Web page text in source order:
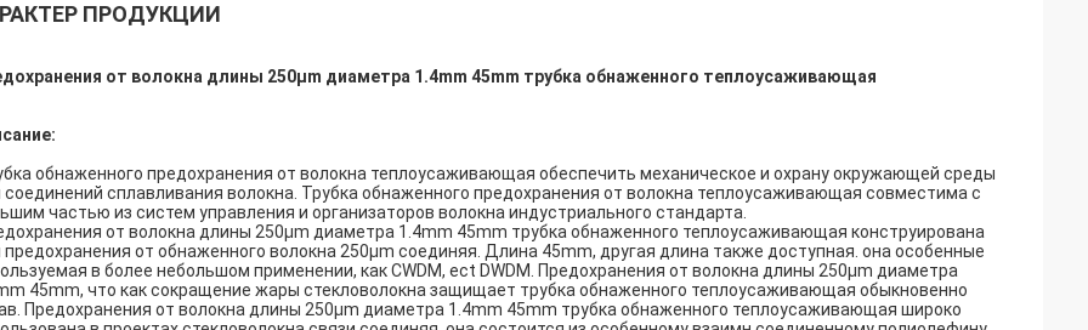
ПРОДУКЦИИ
от волокна длины 250μm диаметра 1.4mm 45mm трубка обнаженного теплоусаживающая
обнаженного предохранения от волокна теплоусаживающая обеспечить механическое и охрану окружающей среды
соединений сплавливания волокна. Трубка обнаженного предохранения от волокна теплоусаживающая совместима с
частью из систем управления и организаторов волокна индустриального стандарта.
от волокна длины 250μm диаметра 1.4mm 45mm трубка обнаженного теплоусаживающая конструирована
предохранения от обнаженного волокна 250μm соединяя. Длина 45mm, другая длина также доступная. она особенные
в более небольшом применении, как CWDM, ect DWDM. Предохранения от волокна длины 250μm диаметра
45mm, что как сокращение жары стекловолокна защищает трубка обнаженного теплоусаживающая обыкновенно
Предохранения от волокна длины 250μm диаметра 1.4mm 45mm трубка обнаженного теплоусаживающая широко